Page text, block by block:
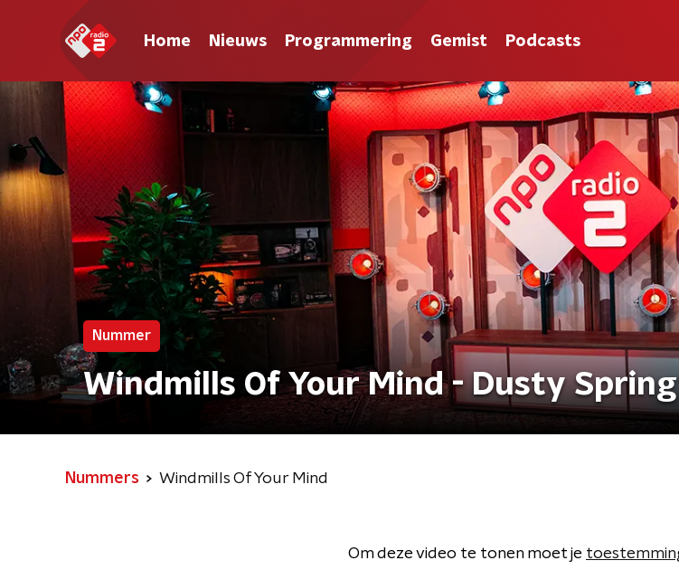
Home Nieuws Programmering Gemist Podcasts
Nummer
Windmills Of Your Mind - Dusty
Nummers Windmills Of Your Mind
Om deze video te tonen moet je